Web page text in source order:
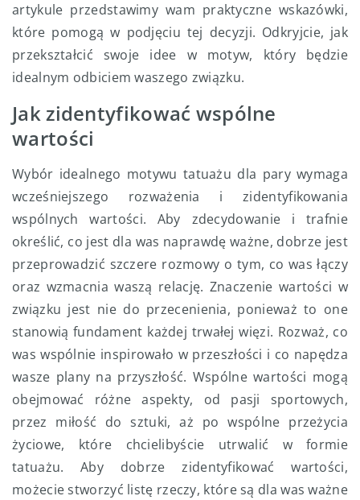
artykule przedstawimy wam praktyczne wskazówki,
które pomogą w podjęciu tej decyzji. Odkryjcie, jak
przekształcić swoje idee w motyw, który będzie
idealnym odbiciem waszego związku.
Jak zidentyfikować wspólne
wartości
Wybór idealnego motywu tatuażu dla pary wymaga
wcześniejszego rozważenia i zidentyfikowania
wspólnych wartości. Aby zdecydowanie i trafnie
określić, co jest dla was naprawdę ważne, dobrze jest
przeprowadzić szczere rozmowy o tym, co was łączy
oraz wzmacnia waszą relację. Znaczenie wartości w
związku jest nie do przecenienia, ponieważ to one
stanowią fundament każdej trwałej więzi. Rozważ, co
was wspólnie inspirowało w przeszłości i co napędza
wasze plany na przyszłość. Wspólne wartości mogą
obejmować różne aspekty, od pasji sportowych,
przez miłość do sztuki, aż po wspólne przeżycia
życiowe, które chcielibyście utrwalić w formie
tatuażu. Aby dobrze zidentyfikować wartości,
możecie stworzyć listę rzeczy, które są dla was ważne